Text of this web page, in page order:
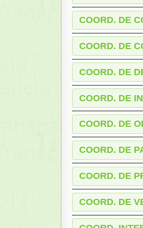
COORD. DE
COORD. DE
COORD. DE
COORD. DE
COORD. DE
COORD. DE
COORD. DE
COORD. DE